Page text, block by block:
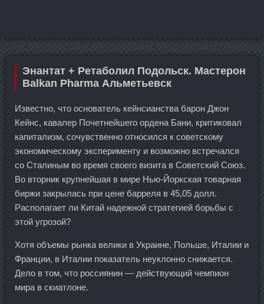
Энантат + Ретаболил Подольск. Мастерон
Balkan Pharma Альметьевск
Известно, что основатель кейнсианства барон Джон
Кейнс, кавалер Почетнейшего ордена Бани, критиковал
капитализм, сочувственно относился к советскому
экономическому эксперименту и возможно встречался
со Сталиным во время своего визита в Советский Союз.
Во вторник крупнейшая в мире Нью-Йоркская товарная
биржи закрылась при цене барреля в 45,05 долл.
Располагает ли Китай надежной стратегией борьбы с
этой угрозой?
Хотя объемы рынка велики в Украине, Польше, Италии и
Франции, в Италии показатель неуклонно снижается.
Дело в том, что россиянин — действующий чемпион
мира в скиатлоне.